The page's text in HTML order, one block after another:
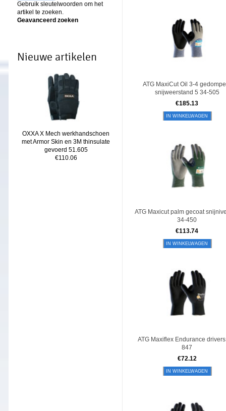
Gebruik sleutelwoorden om het
artikel te zoeken.
Geavanceerd zoeken
Nieuwe artikelen
OXXA X Mech werkhandschoen
met Armor Skin en 3M thinsulate
gevoerd 51.605
€110.06
ATG MaxiCut Oil 3-4
snijweerstand 5 34-505
€185.13
IN WINKELWAGEN
ATG Maxicut palm gecoat
34-450
€113.74
IN WINKELWAGEN
ATG Maxiflex Endurance
847
€72.12
IN WINKELWAGEN